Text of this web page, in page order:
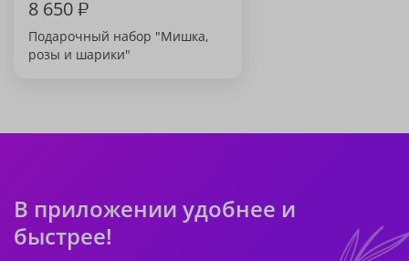
8 650₽
Подарочный набор "Мишка,
розы и шарики"
В приложении удобнее и
быстрее!